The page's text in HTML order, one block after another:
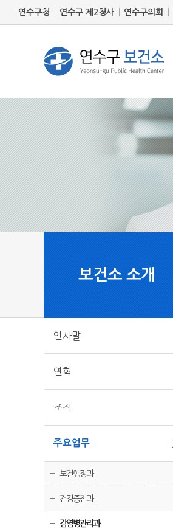
연수구청 연수구 제2청사 연수구의회
보건소 소개
인사말
연혁
조직
주요업무
보건행정과
건강증진과
감염병관리과